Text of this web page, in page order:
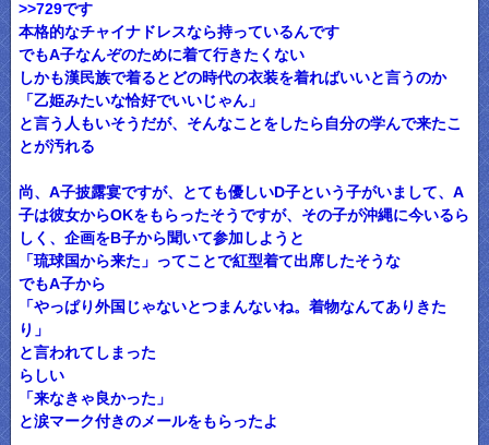
>>729です
本格的なチャイナドレスなら持っているんです
でもA子なんぞのために着て行きたくない
しかも漢民族で着るとどの時代の衣装を着ればいいと言うのか
「乙姫みたいな恰好でいいじゃん」
と言う人もいそうだが、そんなことをしたら自分の学んで来たこ
とが汚れる
尚、A子披露宴ですが、とても優しいD子という子がいまして、A
子は彼女からOKをもらったそうですが、その子が沖縄に今いるら
しく、企画をB子から聞いて参加しようと
「琉球国から来た」ってことで紅型着て出席したそうな
でもA子から
「やっぱり外国じゃないとつまんないね。着物なんてありきた
り」
と言われてしまった
らしい
「来なきゃ良かった」
と涙マーク付きのメールをもらったよ